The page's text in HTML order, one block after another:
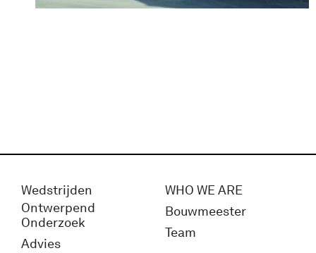
Wedstrijden
Ontwerpend
Onderzoek
Advies
WHO WE ARE
Bouwmeester
Team